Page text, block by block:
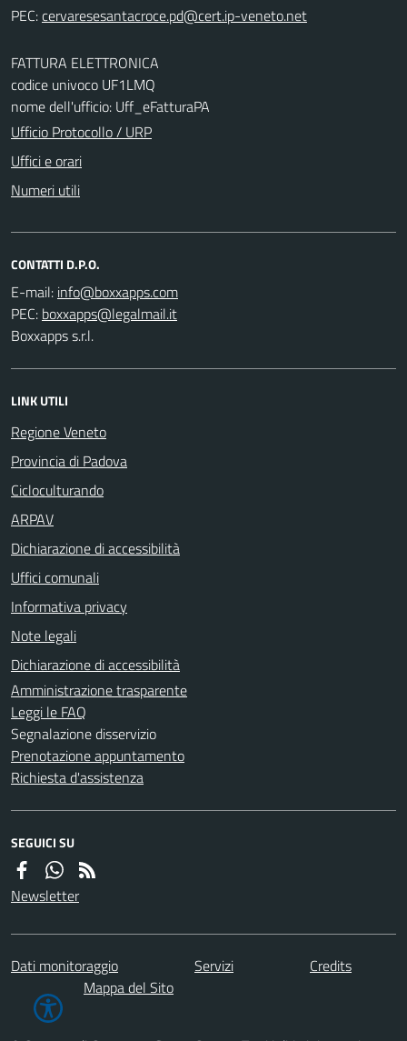
PEC:
FATTURA ELETTRONICA
codice univoco UF1LMQ
nome dell'ufficio: Uff_eFatturaPA
Ufficio Protocollo / URP
Uffici e orari
Numeri utili
CONTATTI D.P.O.
E-mail:
PEC:
Boxxapps s.r.l.
LINK UTILI
Regione Veneto
Provincia di Padova
Cicloculturando
ARPAV
Dichiarazione di accessibilità
Uffici comunali
Informativa privacy
Note legali
Dichiarazione di accessibilità
Amministrazione trasparente
Leggi le FAQ
Segnalazione disservizio
Prenotazione appuntamento
Richiesta d'assistenza
SEGUICI SU
Newsletter
Dati monitoraggio Servizi
Credits
Mappa del Sito